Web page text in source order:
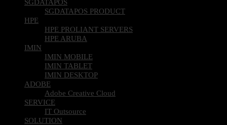
SGDATAPOS PRODUCT
HPE
HPE PROLIANT SERVERS
HPE ARUBA
IMIN
IMIN MOBILE
IMIN TABLET
IMIN DESKTOP
ADOBE
Adobe Creative Cloud
SERVICE
IT Outsource
SOLUTION